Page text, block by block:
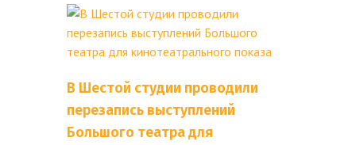
В Шестой студии проводили
перезапись выступлений
Большого театра для